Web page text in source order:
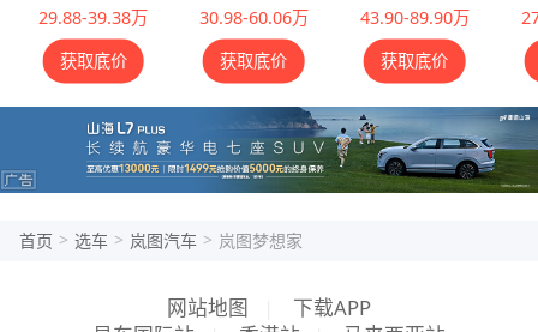
29.88-39.38万
获取底价
30.98-60.06万
获取底价
43.90-89.90万
获取底价
首页 > 选车 > 岚图汽车 > 岚图梦想家
网站地图
下载APP